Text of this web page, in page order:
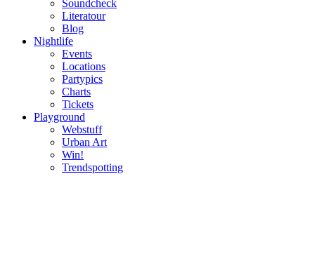
Soundcheck
Literatour
Blog
Nightlife
Events
Locations
Partypics
Charts
Tickets
Playground
Webstuff
Urban Art
Win!
Trendspotting